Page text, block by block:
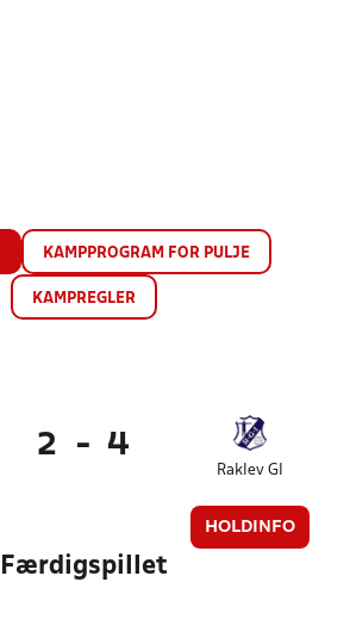
KAMPPROGRAM FOR PULJE
KAMPREGLER
2 - 4
Raklev GI
HOLDINFO
Færdigspillet